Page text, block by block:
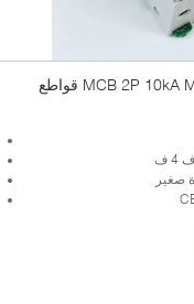
MCB 2P 10kA Mini SCB8-63H AC قواطع